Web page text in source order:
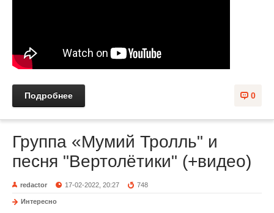
0
Подробнее
Группа «Мумий Тролль" и
песня "Вертолётики" (+видео)
redactor 17-02-2022, 20:27 748
Интересно